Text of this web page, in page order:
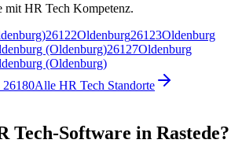
mit HR Tech Kompetenz.
26122Oldenburg26123Oldenburg
(Oldenburg)26127Oldenburg
(Oldenburg)
26180Alle HR Tech Standorte
Tech-Software in Rastede?